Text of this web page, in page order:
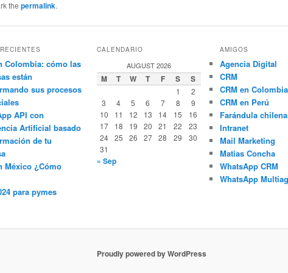
thepermalink.
Colombia: cómo las
están
sus procesos
API con
Artificial basado
de tu
México ¿Cómo
para pymes
CALENDARIO
AUGUST 2026
M T W T F S S
1
2
3
4 5 6 7 8
9
10
11 12 13 14 15
16
17
18 19 20 21 22
23
24
25 26 27 28 29
30
31
« Sep
AMIGOS
Agencia Digital
CRM
CRM en Colombia
CRM en Perú
Farándula chilena
Intranet
Mail Marketing
Matias Concha
WhatsApp CRM
WhatsApp
Proudly powered by WordPress